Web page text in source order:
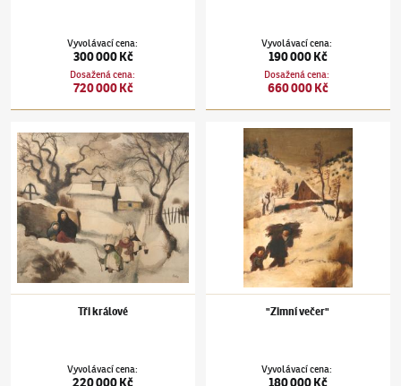
Vyvolávací cena:
300 000 Kč
Dosažená cena:
720 000 Kč
Vyvolávací cena:
190 000 Kč
Dosažená cena:
660 000 Kč
Jiří Trnka(1912–1969)Tři králové
Tři králové
Vyvolávací cena:
220 000 Kč
Jiří Trnka(1912–1969)"Zimní večer"
"Zimní večer"
Vyvolávací cena:
180 000 Kč